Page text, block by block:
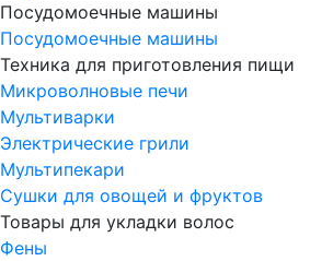
Посудомоечные машины
Посудомоечные машины
Техника для приготовления пищи
Микроволновые печи
Мультиварки
Электрические грили
Мультипекари
Сушки для овощей и фруктов
Товары для укладки волос
Фены